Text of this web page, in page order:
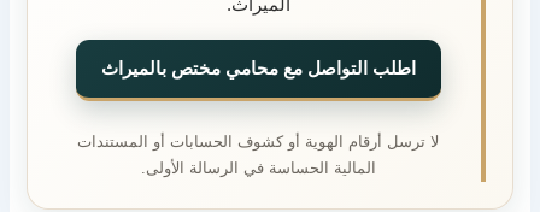
اطلب التواصل مع محامي مختص بالميراث
لا ترسل أرقام الهوية أو كشوف الحسابات أو المستندات
المالية الحساسة في الرسالة الأولى.